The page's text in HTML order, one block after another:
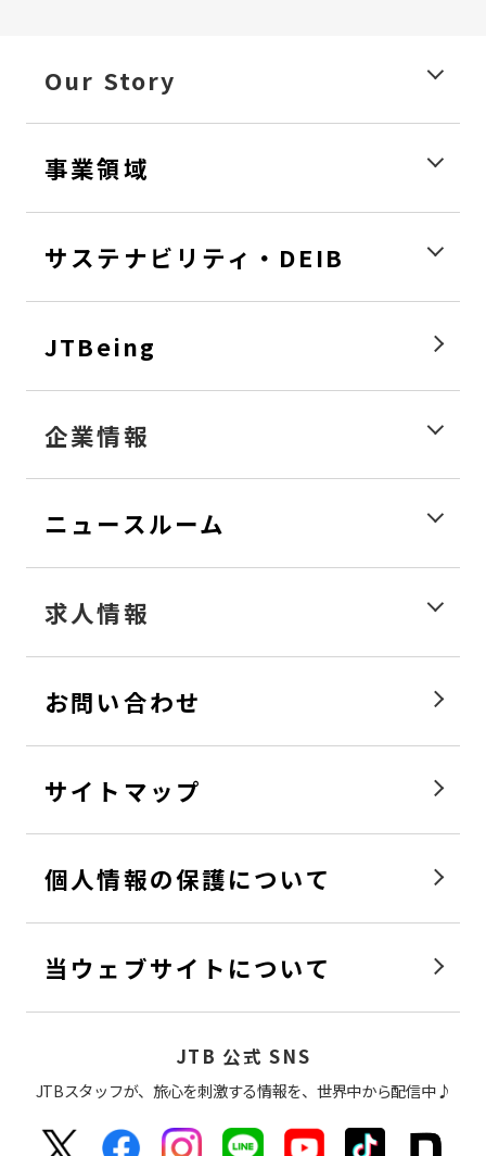
Our Story
事業領域
サステナビリティ・DEIB
JTBeing
企業情報
ニュースルーム
求人情報
お問い合わせ
サイトマップ
個人情報の保護について
当ウェブサイトについて
JTB 公式 SNS
JTBスタッフが、旅心を刺激する情報を、世界中から配信中♪